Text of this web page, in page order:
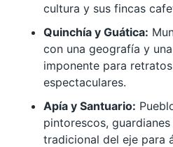
cultura y sus fincas
Quinchía y Guática:
con una geografía y
imponente para
espectaculares.
Apía y Santuario:
pintorescos,
tradicional del eje para